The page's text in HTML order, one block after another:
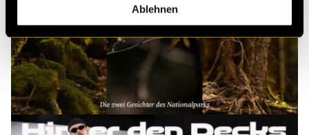
Ablehnen